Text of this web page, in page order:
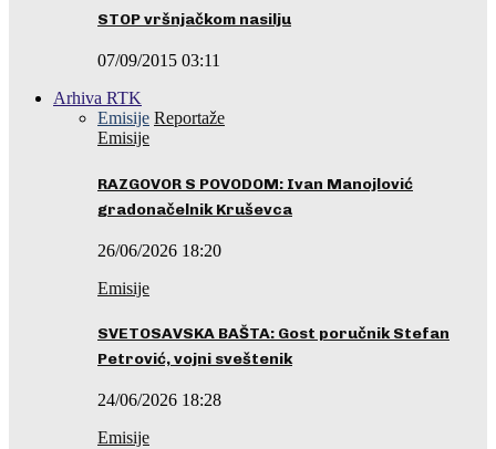
STOP vršnjačkom nasilju
07/09/2015 03:11
Arhiva RTK
Emisije Reportaže
Emisije
RAZGOVOR S POVODOM: Ivan Manojlović
gradonačelnik Kruševca
26/06/2026 18:20
Emisije
SVETOSAVSKA BAŠTA: Gost poručnik Stefan
Petrović, vojni sveštenik
24/06/2026 18:28
Emisije